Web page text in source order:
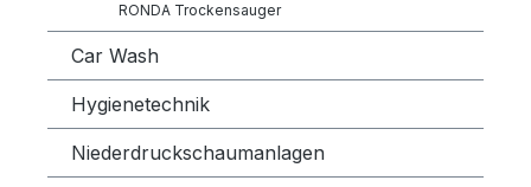
RONDA Trockensauger
Car Wash
Hygienetechnik
Niederdruckschaumanlagen